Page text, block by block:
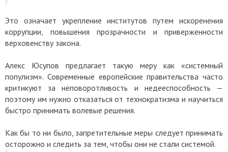
Это означает укрепление институтов путем искоренения
коррупции, повышения прозрачности и приверженности
верховенству закона.
Алекс Юсупов предлагает такую меру как «системный
популизм». Современные европейские правительства часто
критикуют за неповоротливость и недееспособность —
поэтому им нужно отказаться от технократизма и научиться
быстро принимать волевые решения.
Как бы то ни было, запретительные меры следует принимать
осторожно и следить за тем, чтобы они не стали системой.